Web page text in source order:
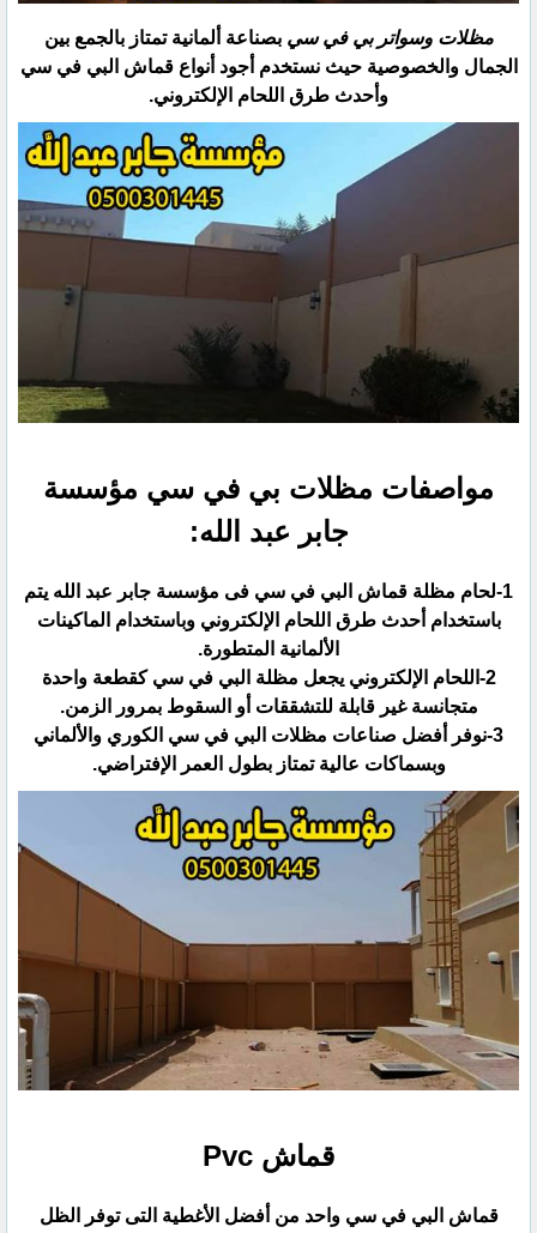
مظلات وسواتر بي في سي بصناعة ألمانية تمتاز بالجمع بين
الجمال والخصوصية حيث نستخدم أجود أنواع قماش البي ‏في سي
وأحدث طرق اللحام الإلكتروني.‏
مواصفات مظلات بي في سي مؤسسة
جابر عبد الله:‏
‏1-لحام مظلة قماش البي في سي فى مؤسسة جابر عبد الله يتم
باستخدام أحدث طرق اللحام الإلكتروني وباستخدام ‏الماكينات
الألمانية المتطورة.‏
‏2-اللحام الإلكتروني يجعل مظلة البي في سي كقطعة واحدة
متجانسة غير قابلة للتشققات أو السقوط بمرور الزمن.‏
‏3-نوفر أفضل صناعات مظلات البي في سي الكوري والألماني
وبسماكات عالية تمتاز بطول العمر الإفتراضي.‏
قماش ‏Pvc
قماش البي في سي واحد من أفضل الأغطية التى توفر الظل